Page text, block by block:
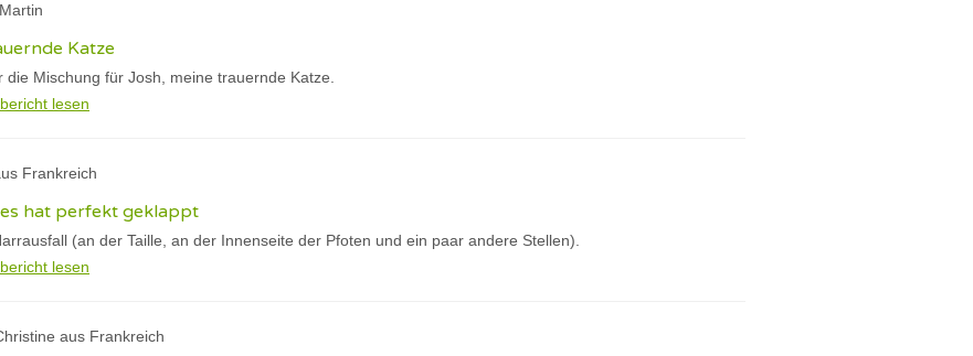
Katze
die Mischung für Josh, meine trauernde Katze.
lesen
Frankreich
hat perfekt geklappt
(an der Taille, an der Innenseite der Pfoten und ein paar andere Stellen).
lesen
aus Frankreich